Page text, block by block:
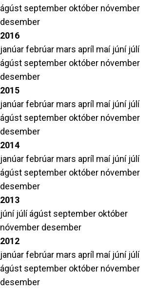
ágúst september október nóvember
desember
2016
janúarfebrúar mars apríl maí júní júlí
ágúst september október nóvember
desember
2015
janúarfebrúar mars apríl maí júní júlí
ágúst september október nóvember
desember
2014
janúarfebrúar mars apríl maí júní júlí
ágúst september október nóvember
desember
2013
júní júlíágúst september október
nóvember desember
2012
janúarfebrúar mars apríl maí júní júlí
ágúst september október nóvember
desember